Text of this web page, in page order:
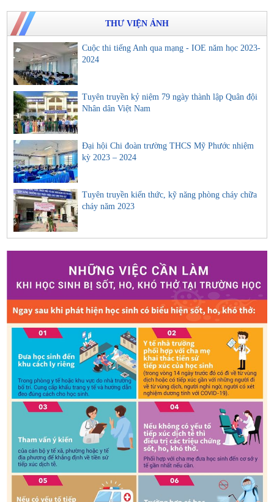
THƯ VIỆN ẢNH
Cuộc thi tiếng Anh qua mạng - IOE năm học 2023-
2024
Tuyên truyền kỷ niệm 79 ngày thành lập Quân đội
Nhân dân Việt Nam
Đại hội Chi đoàn trường THCS Mỹ Phước nhiệm
kỳ 2023 – 2024
Tuyên truyền kiến thức, kỹ năng phòng cháy chữa
cháy năm 2023